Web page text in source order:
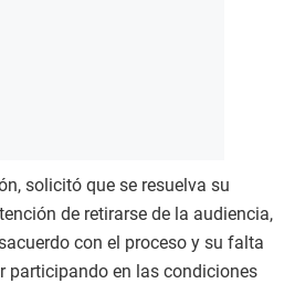
solicitó que se resuelva su
de retirarse de la audiencia,
con el proceso y su falta
participando en las condiciones